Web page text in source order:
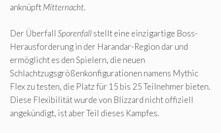
anknüpftMitternacht.
Der Überfall Sporenfallstellt eine einzigartige Boss-
Herausforderung in der Harandar-Region dar und
ermöglicht es den Spielern, die neuen
Schlachtzugsgrößenkonfigurationen namens Mythic
Flex zu testen, die Platz für 15 bis 25 Teilnehmer bieten.
Diese Flexibilität wurde von Blizzard nicht offiziell
angekündigt, ist aber Teil dieses Kampfes.